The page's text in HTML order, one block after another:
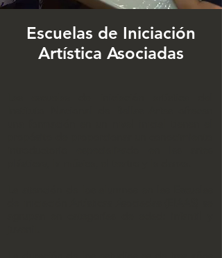
Escuelas de Iniciación
Artística Asociadas